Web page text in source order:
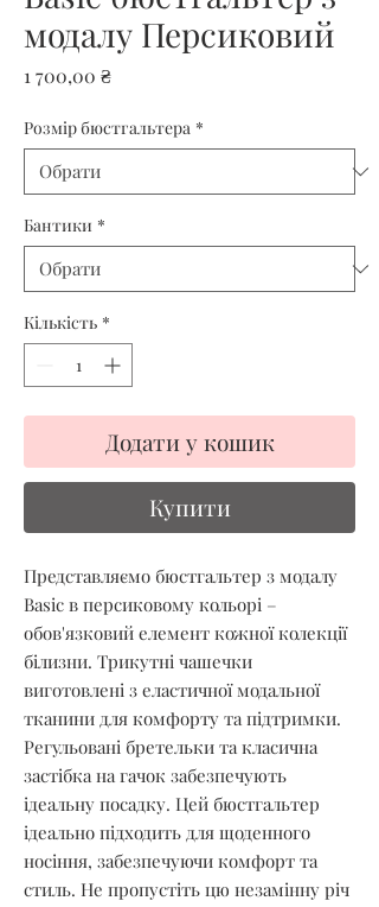
модалу Персиковий
1 700,00 ₴Ціна
Розмір бюстгальтера *
Бантики *
Кількість *
Додати у кошик
Купити
Представляємо бюстгальтер з модалу
Basic в персиковому кольорі –
обов'язковий елемент кожної колекції
білизни. Трикутні чашечки
виготовлені з еластичної модальної
тканини для комфорту та підтримки.
Регульовані бретельки та класична
застібка на гачок забезпечують
ідеальну посадку. Цей бюстгальтер
ідеально підходить для щоденного
носіння, забезпечуючи комфорт та
стиль. Не пропустіть цю незамінну річ